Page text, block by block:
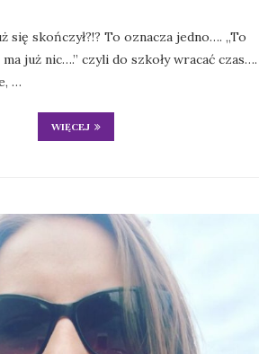
się skończył?!? To oznacza jedno…. „To
już nic….” czyli do szkoły wracać czas….
…
WIĘCEJ